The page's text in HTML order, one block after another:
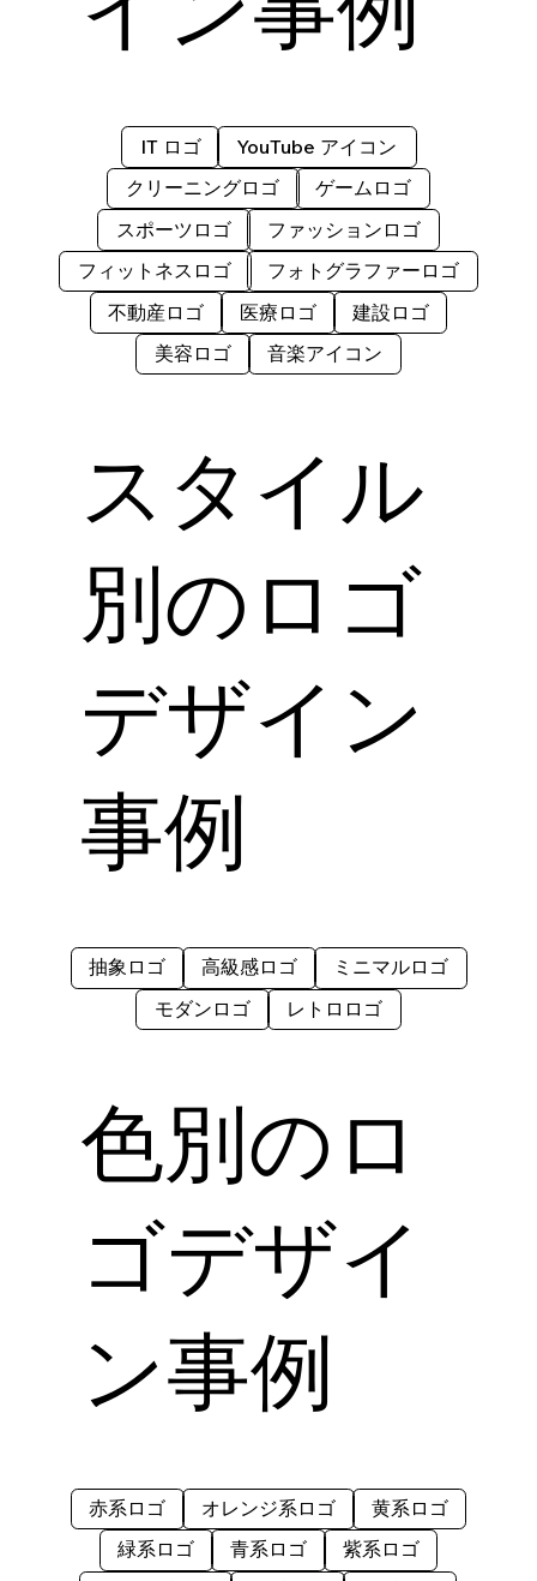
IT ロゴ
YouTube アイコン
クリーニングロゴ
ゲームロゴ
スポーツロゴ
ファッションロゴ
フィットネスロゴ
フォトグラファーロゴ
不動産ロゴ
医療ロゴ
建設ロゴ
美容ロゴ
音楽アイコン
スタイル
別のロゴ
デザイン
事例
抽象ロゴ 高級感ロゴ
ミニマルロゴ
モダンロゴ
レトロロゴ
色別のロ
ゴデザイ
ン事例
赤系ロゴ オレンジ系ロゴ
黄系ロゴ
緑系ロゴ
青系ロゴ
紫系ロゴ